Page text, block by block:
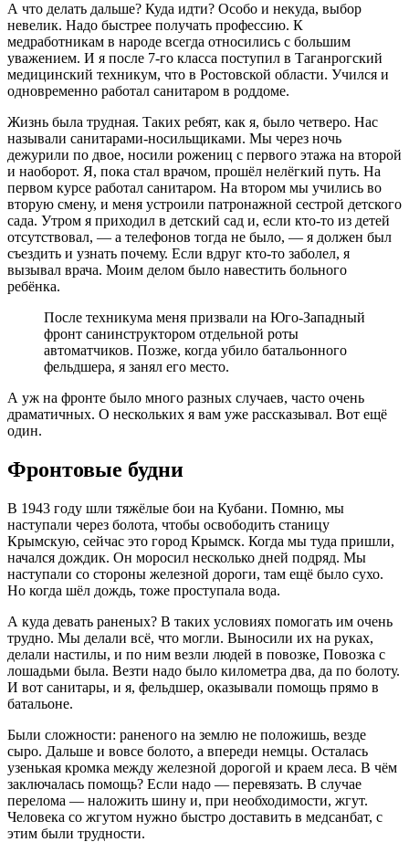
А что делать дальше? Куда идти? Особо и некуда, выбор
невелик. Надо быстрее получать профессию. К
медработникам в народе всегда относились с большим
уважением. И я после 7-го класса поступил в Таганрогский
медицинский техникум, что в Ростовской области. Учился и
одновременно работал санитаром в роддоме.
Жизнь была трудная. Таких ребят, как я, было четверо. Нас
называли санитарами-носильщиками. Мы через ночь
дежурили по двое, носили рожениц с первого этажа на второй
и наоборот. Я, пока стал врачом, прошёл нелёгкий путь. На
первом курсе работал санитаром. На втором мы учились во
вторую смену, и меня устроили патронажной сестрой детского
сада. Утром я приходил в детский сад и, если кто-то из детей
отсутствовал, — а телефонов тогда не было, — я должен был
съездить и узнать почему. Если вдруг кто-то заболел, я
вызывал врача. Моим делом было навестить больного
ребёнка.
После техникума меня призвали на Юго-Западный
фронт санинструктором отдельной роты
автоматчиков. Позже, когда убило батальонного
фельдшера, я занял его место.
А уж на фронте было много разных случаев, часто очень
драматичных. О нескольких я вам уже рассказывал. Вот ещё
один.
Фронтовые будни
В 1943 году шли тяжёлые бои на Кубани. Помню, мы
наступали через болота, чтобы освободить станицу
Крымскую, сейчас это город Крымск. Когда мы туда пришли,
начался дождик. Он моросил несколько дней подряд. Мы
наступали со стороны железной дороги, там ещё было сухо.
Но когда шёл дождь, тоже проступала вода.
А куда девать раненых? В таких условиях помогать им очень
трудно. Мы делали всё, что могли. Выносили их на руках,
делали настилы, и по ним везли людей в повозке, Повозка с
лошадьми была. Везти надо было километра два, да по болоту.
И вот санитары, и я, фельдшер, оказывали помощь прямо в
батальоне.
Были сложности: раненого на землю не положишь, везде
сыро. Дальше и вовсе болото, а впереди немцы. Осталась
узенькая кромка между железной дорогой и краем леса. В чём
заключалась помощь? Если надо — перевязать. В случае
перелома — наложить шину и, при необходимости, жгут.
Человека со жгутом нужно быстро доставить в медсанбат, с
этим были трудности.